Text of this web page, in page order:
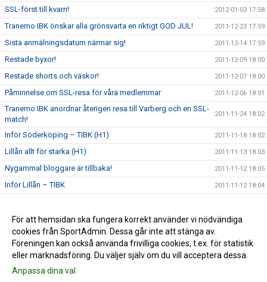
SSL-först till kvarn! 2012-01-03 17:58
Tranemo IBK önskar alla grönsvarta en riktigt GOD JUL! 2011-12-23 17:59
Sista anmälningsdatum närmar sig! 2011-12-14 17:59
Restade byxor! 2011-12-09 18:00
Restade shorts och väskor! 2011-12-07 18:00
Påminnelse om SSL-resa för våra medlemmar 2011-12-06 18:01
Tranemo IBK anordnar återigen resa till Varberg och en SSL-
match!
2011-11-24 18:02
Inför Söderköping – TIBK (H1) 2011-11-18 18:02
Lillån allt för starka (H1) 2011-11-13 18:03
Nygammal bloggare är tillbaka! 2011-11-12 18:05
Inför Lillån – TIBK 2011-11-12 18:04
Den nya hemsidan är nu igång! 2011-10-30 18:06
Nya träningskläder 2011-10-29 18:06
För att hemsidan ska fungera korrekt använder vi nödvändiga
cookies från SportAdmin. Dessa går inte att stänga av.
Föreningen kan också använda frivilliga cookies, t.ex. för statistik
eller marknadsföring. Du väljer själv om du vill acceptera dessa.
Anpassa dina val